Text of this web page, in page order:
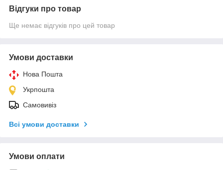
Відгуки про товар
Ще немає відгуків про цей товар
Умови доставки
Нова Пошта
Укрпошта
Самовивіз
Всі умови доставки
Умови оплати